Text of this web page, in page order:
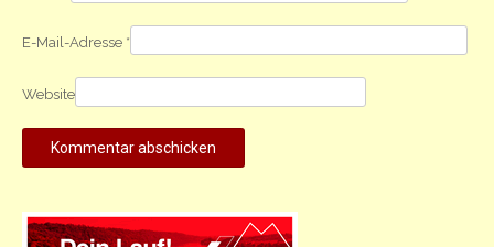
E-Mail-Adresse *
Website